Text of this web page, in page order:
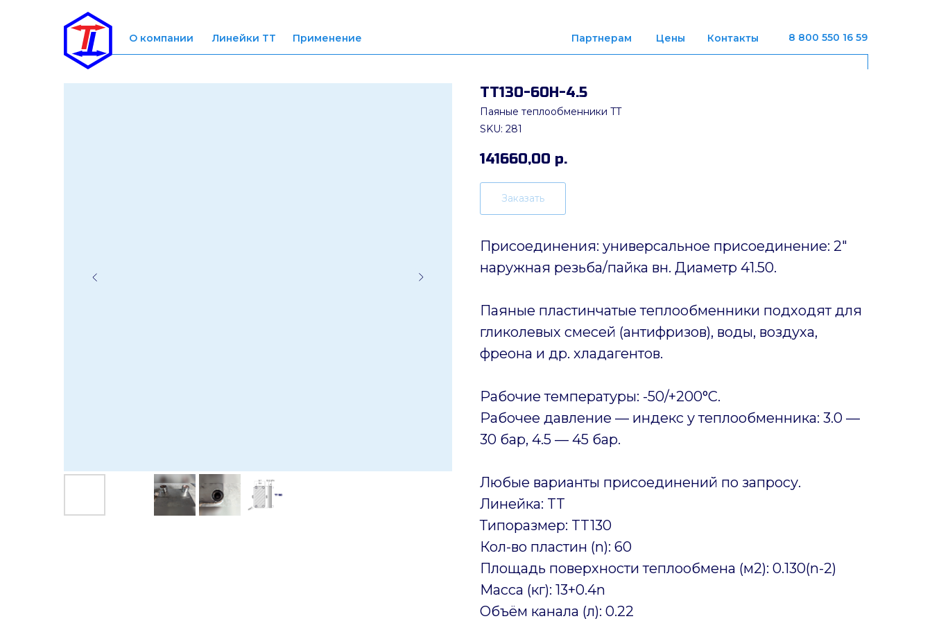
8 800 550 16 59
О компании Линейки ТТ Применение Партнерам Цены Контакты
ТТ130-60Н-4.5
Паяные теплообменники TT
SKU: 281
141660,00 р.
Заказать
Присоединения: универсальное присоединение: 2"
наружная резьба/пайка вн. Диаметр 41.50.
Паяные пластинчатые теплообменники подходят для
гликолевых смесей (антифризов), воды, воздуха,
фреона и др. хладагентов.
Рабочие температуры: -50/+200°C.
Рабочее давление — индекс у теплообменника: 3.0 —
30 бар, 4.5 — 45 бар.
Любые варианты присоединений по запросу.
Линейка: TT
Типоразмер: TT130
Кол-во пластин (n): 60
Площадь поверхности теплообмена (м2): 0.130(n-2)
Масса (кг): 13+0.4n
Объём канала (л): 0.22